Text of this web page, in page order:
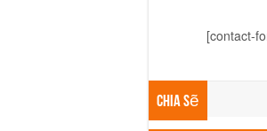
[contact-
Chia sẽ